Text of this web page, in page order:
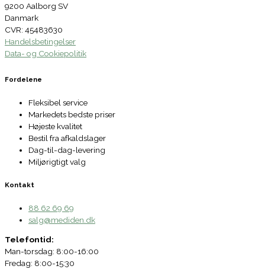
9200 Aalborg SV
Danmark
CVR: 45483630
Handelsbetingelser
Data- og Cookiepolitik
Fordelene
Fleksibel service
Markedets bedste priser
Højeste kvalitet
Bestil fra afkaldslager
Dag-til-dag-levering
Miljørigtigt valg
Kontakt
88 62 69 69
salg@mediden.dk
Telefontid:
Man-torsdag: 8:00-16:00
Fredag: 8:00-15:30